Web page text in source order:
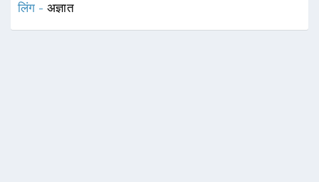
लिंग - अज्ञात